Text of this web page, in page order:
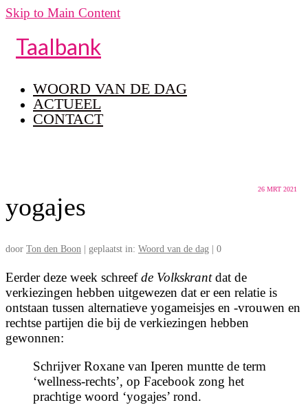
Skip to Main Content
Taalbank
WOORD VAN DE DAG
ACTUEEL
CONTACT
26 MRT 2021
yogajes
door Ton den Boon geplaatst in: Woord van de dag 0
Eerder deze week schreefde Volkskrantdat de
verkiezingen hebben uitgewezen dat er een relatie is
ontstaan tussen alternatieve yogameisjes en -vrouwen en
rechtse partijen die bij de verkiezingen hebben
gewonnen:
Schrijver Roxane van Iperen muntte de term
‘wellness-rechts’, op Facebook zong het
prachtige woord ‘yogajes’ rond.